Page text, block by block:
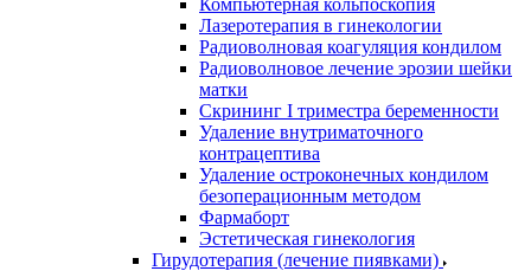
Компьютерная кольпоскопия
Лазеротерапия в гинекологии
Радиоволновая коагуляция кондилом
Радиоволновое лечение эрозии шейки
матки
Скрининг I триместра беременности
Удаление внутриматочного
контрацептива
Удаление остроконечных кондилом
безоперационным методом
Фармаборт
Эстетическая гинекология
Гирудотерапия (лечение пиявками)